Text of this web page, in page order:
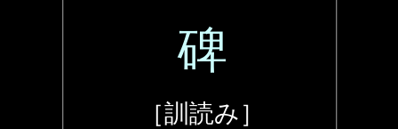
碑
［訓読み］